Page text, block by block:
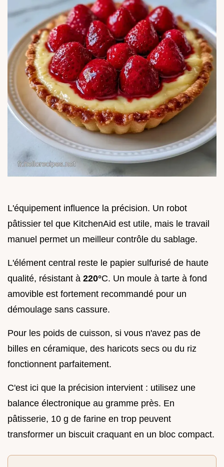
L'équipement influence la précision. Un robot
pâtissier tel que KitchenAid est utile, mais le travail
manuel permet un meilleur contrôle du sablage.
L'élément central reste le papier sulfurisé de haute
qualité, résistant à 220°C. Un moule à tarte à fond
amovible est fortement recommandé pour un
démoulage sans cassure.
Pour les poids de cuisson, si vous n'avez pas de
billes en céramique, des haricots secs ou du riz
fonctionnent parfaitement.
C'est ici que la précision intervient : utilisez une
balance électronique au gramme près. En
pâtisserie, 10 g de farine en trop peuvent
transformer un biscuit craquant en un bloc compact.